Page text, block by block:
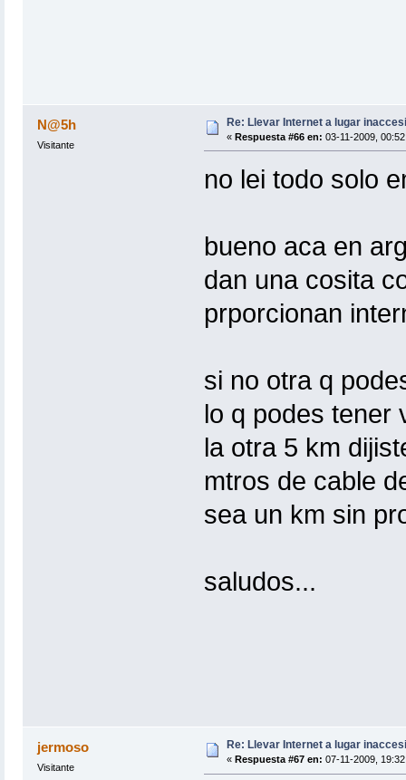
N@5h
Visitante
Re: Llevar Internet a lugar
« Respuesta #66 en: 03-11-2009,
no lei todo solo
bueno aca en
dan una cosita
prporcionan
si no otra q
lo q podes tener
la otra 5 km
mtros de cable
sea un km sin
saludos...
jermoso
Visitante
Re: Llevar Internet a lugar
« Respuesta #67 en: 07-11-2009,